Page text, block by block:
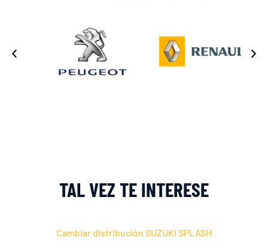
TAL VEZ TE INTERESE
Cambiar distribución SUZUKI SPLASH